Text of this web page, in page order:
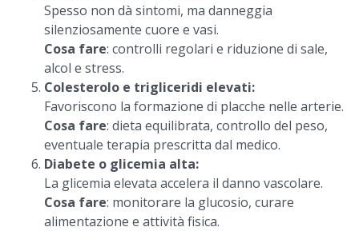
Spesso non dà sintomi, ma danneggia
silenziosamente cuore e vasi.
Cosa fare: controlli regolari e riduzione di sale,
alcol e stress.
Colesterolo e trigliceridi elevati:
Favoriscono la formazione di placche nelle arterie.
Cosa fare: dieta equilibrata, controllo del peso,
eventuale terapia prescritta dal medico.
Diabete o glicemia alta:
La glicemia elevata accelera il danno vascolare.
Cosa fare: monitorare la glucosio, curare
alimentazione e attività fisica.